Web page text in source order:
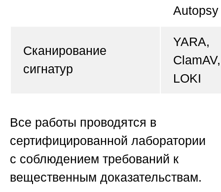
Autopsy
Сканирование
сигнатур
YARA,
ClamAV,
LOKI
Все работы проводятся в
сертифицированной лаборатории
с соблюдением требований к
вещественным доказательствам.